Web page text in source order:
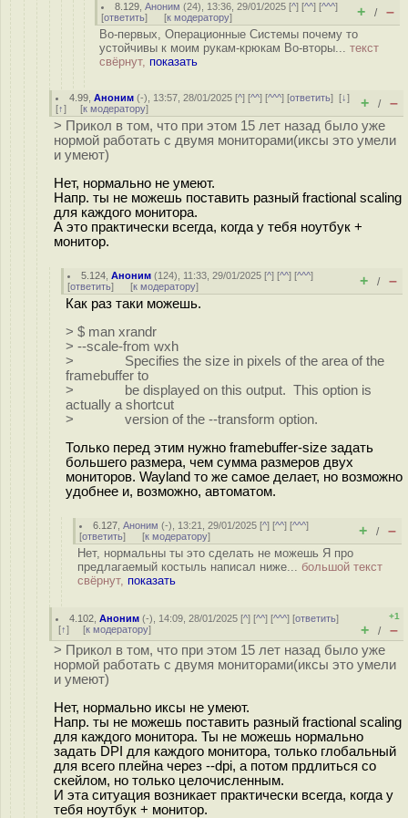
8.129 ,Аноним (24), 13:36, 29/01/2025 [^] [^^] [^^^]
[ответить] [к модератору] + / –
Во-первых, Операционные Системы почему то
устойчивы к моим рукам-крюкам Во-вторы... текст
свёрнут, показать
4.99 ,Аноним (-), 13:57, 28/01/2025 [^] [^^] [^^^] [ответить][↓]
[↑] [к модератору] + / –
> Прикол в том, что при этом 15 лет назад было уже
нормой работать с двумя мониторами(иксы это умели
и умеют)
Нет, нормально не умеют.
Напр. ты не можешь поставить разный fractional scaling
для каждого монитора.
А это практически всегда, когда у тебя ноутбук +
монитор.
5.124 ,Аноним (124), 11:33, 29/01/2025 [^] [^^] [^^^]
[ответить] [к модератору] + / –
Как раз таки можешь.
> $ man xrandr
> --scale-from wxh
> Specifies the size in pixels of the area of the
framebuffer to
> be displayed on this output. This option is
actually a shortcut
> version of the --transform option.
Только перед этим нужно framebuffer-size задать
большего размера, чем сумма размеров двух
мониторов. Wayland то же самое делает, но возможно
удобнее и, возможно, автоматом.
6.127 ,Аноним (-), 13:21, 29/01/2025 [^] [^^] [^^^]
[ответить] [к модератору] + / –
Нет, нормальны ты это сделать не можешь Я про
предлагаемый костыль написал ниже... большой текст
свёрнут, показать
4.102 ,Аноним (-), 14:09, 28/01/2025 [^] [^^] [^^^] [ответить]
[↑] [к модератору]
+1
+ / –
> Прикол в том, что при этом 15 лет назад было уже
нормой работать с двумя мониторами(иксы это умели
и умеют)
Нет, нормально иксы не умеют.
Напр. ты не можешь поставить разный fractional scaling
для каждого монитора. Ты не можешь нормально
задать DPI для каждого монитора, только глобальный
для всего плейна через --dpi, а потом прдлиться со
скейлом, но только целочисленным.
И эта ситуация возникает практически всегда, когда у
тебя ноутбук + монитор.